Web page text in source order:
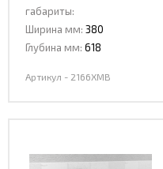
габариты:
Ширина мм: 380
Глубина мм: 618
Артикул - 2166ХМВ